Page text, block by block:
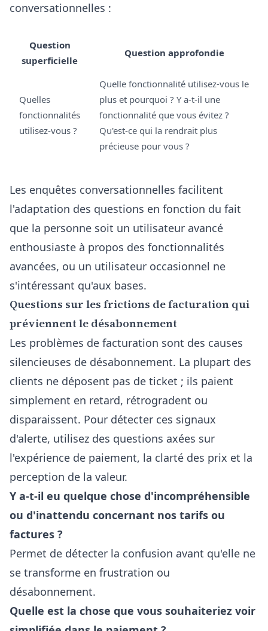
conversationnelles :
Question
superficielle
Question approfondie
Quelles
fonctionnalités
utilisez-vous ?
Quelle fonctionnalité utilisez-vous le
plus et pourquoi ? Y a-t-il une
fonctionnalité que vous évitez ?
Qu'est-ce qui la rendrait plus
précieuse pour vous ?
Les enquêtes conversationnelles facilitent
l'adaptation des questions en fonction du fait
que la personne soit un utilisateur avancé
enthousiaste à propos des fonctionnalités
avancées, ou un utilisateur occasionnel ne
s'intéressant qu'aux bases.
Questions sur les frictions de facturation qui
préviennent le désabonnement
Les problèmes de facturation sont des causes
silencieuses de désabonnement. La plupart des
clients ne déposent pas de ticket ; ils paient
simplement en retard, rétrogradent ou
disparaissent. Pour détecter ces signaux
d'alerte, utilisez des questions axées sur
l'expérience de paiement, la clarté des prix et la
perception de la valeur.
Y a-t-il eu quelque chose d'incompréhensible
ou d'inattendu concernant nos tarifs ou
factures ?
Permet de détecter la confusion avant qu'elle ne
se transforme en frustration ou
désabonnement.
Quelle est la chose que vous souhaiteriez voir